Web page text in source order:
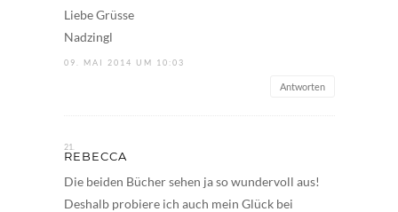
Liebe Grüsse
Nadzingl
09. MAI 2014 UM 10:03
Antworten
REBECCA
Die beiden Bücher sehen ja so wundervoll aus!
Deshalb probiere ich auch mein Glück bei